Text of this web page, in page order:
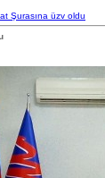
Şurasına üzv oldu